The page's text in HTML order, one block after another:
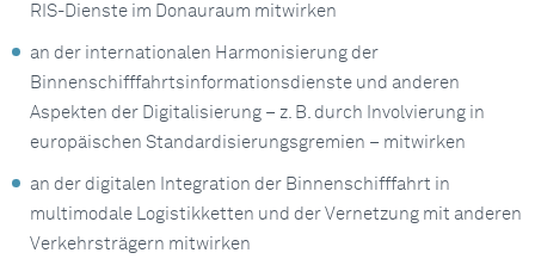
RIS-Dienste im Donauraum mitwirken
an der internationalen Harmonisierung der
Binnenschifffahrtsinformationsdienste und anderen
Aspekten der Digitalisierung – z. B. durch Involvierung in
europäischen Standardisierungsgremien – mitwirken
an der digitalen Integration der Binnenschifffahrt in
multimodale Logistikketten und der Vernetzung mit anderen
Verkehrsträgern mitwirken